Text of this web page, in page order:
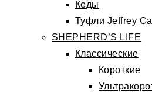
Кеды
Туфли Jeffrey
SHEPHERD’S LIFE
Классические
Короткие